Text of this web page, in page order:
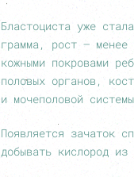
Бластоциста уже
грамма, рост – менее
кожными покровами
половых органов,
и мочеполовой
Появляется зачаток
добывать кислород